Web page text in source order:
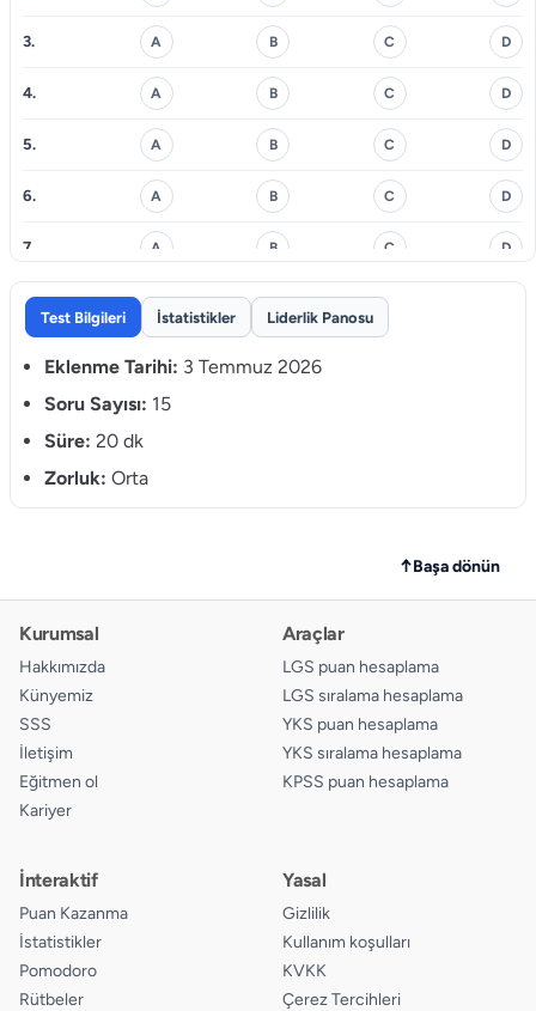
3. A B C D
4. A B C D
5. A B C D
6. A B C D
7. A B C D
8. A B C
10. A
12. A B C D
15.
Test Bilgileri İstatistikler Liderlik Panosu
Eklenme Tarihi: 3 Temmuz 2026
Soru Sayısı: 15
Süre: 20 dk
Zorluk: Orta
↑Başa dönün
Kurumsal
Hakkımızda
Künyemiz
SSS
İletişim
Eğitmen ol
Kariyer
Araçlar
LGS puan hesaplama
LGS sıralama hesaplama
YKS puan hesaplama
YKS sıralama hesaplama
KPSS puan hesaplama
İnteraktif
Puan Kazanma
İstatistikler
Pomodoro
Rütbeler
Yasal
Gizlilik
Kullanım koşulları
KVKK
Çerez Tercihleri